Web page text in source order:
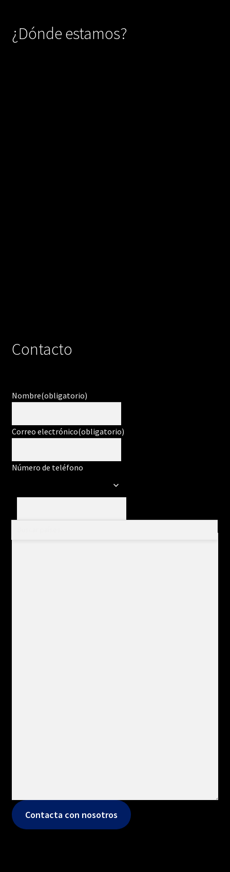
¿Dónde estamos?
Contacto
Nombre(obligatorio)
Correo electrónico(obligatorio)
Número de teléfono
Contacta con nosotros